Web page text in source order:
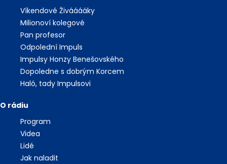
Víkendové Živááááky
Milionoví kolegové
Pan profesor
Odpolední Impuls
Impulsy Honzy Benešovského
Dopoledne s dobrým Korcem
Haló, tady Impulsovi
O rádiu
Program
Videa
Lidé
Jak naladit